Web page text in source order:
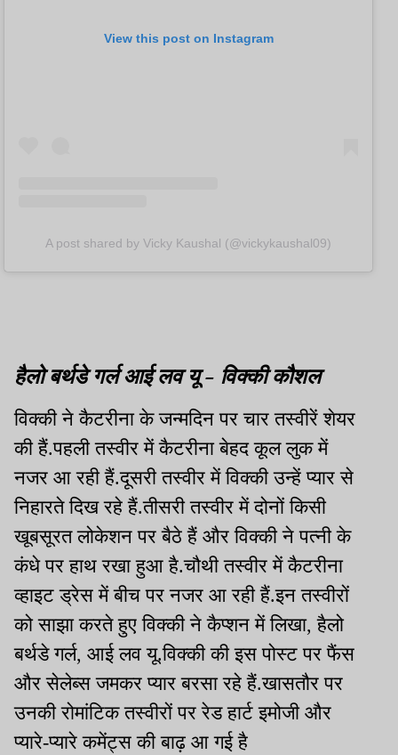
View this post on Instagram
A post shared by Vicky Kaushal (@vickykaushal09)
हैलो बर्थडे गर्ल आई लव यू - विक्की कौशल
विक्की ने कैटरीना के जन्मदिन पर चार तस्वीरें शेयर
की हैं.पहली तस्वीर में कैटरीना बेहद कूल लुक में
नजर आ रही हैं.दूसरी तस्वीर में विक्की उन्हें प्यार से
निहारते दिख रहे हैं.तीसरी तस्वीर में दोनों किसी
खूबसूरत लोकेशन पर बैठे हैं और विक्की ने पत्नी के
कंधे पर हाथ रखा हुआ है.चौथी तस्वीर में कैटरीना
व्हाइट ड्रेस में बीच पर नजर आ रही हैं.इन तस्वीरों
को साझा करते हुए विक्की ने कैप्शन में लिखा, हैलो
बर्थडे गर्ल, आई लव यू.विक्की की इस पोस्ट पर फैंस
और सेलेब्स जमकर प्यार बरसा रहे हैं.खासतौर पर
उनकी रोमांटिक तस्वीरों पर रेड हार्ट इमोजी और
प्यारे-प्यारे कमेंट्स की बाढ़ आ गई है